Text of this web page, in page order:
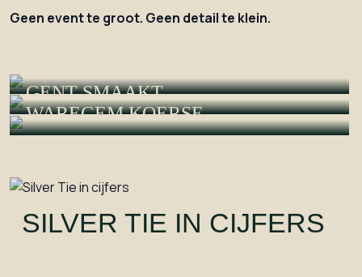
Geen event te groot. Geen detail te klein.
GENT SMAAKT
WAREGEM KOERSE
SILVER TIE IN CIJFERS